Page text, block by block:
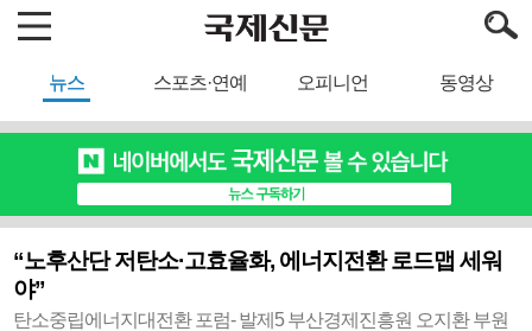
뉴스 스포츠·연예 오피니언 동영상
“노후산단 저탄소·고효율화, 에너지전환 로드맵 세워
야”
탄소중립에너지대전환 포럼- 발제5 부산경제진흥원 오지환 부원